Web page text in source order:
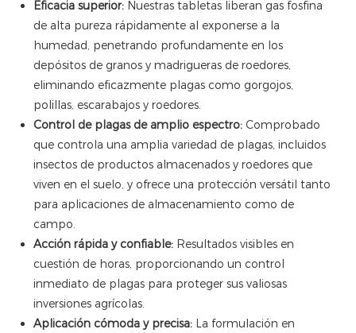
Eficacia superior: Nuestras tabletas liberan gas fosfina
de alta pureza rápidamente al exponerse a la
humedad, penetrando profundamente en los
depósitos de granos y madrigueras de roedores,
eliminando eficazmente plagas como gorgojos,
polillas, escarabajos y roedores.
Control de plagas de amplio espectro: Comprobado
que controla una amplia variedad de plagas, incluidos
insectos de productos almacenados y roedores que
viven en el suelo, y ofrece una protección versátil tanto
para aplicaciones de almacenamiento como de
campo.
Acción rápida y confiable: Resultados visibles en
cuestión de horas, proporcionando un control
inmediato de plagas para proteger sus valiosas
inversiones agrícolas.
Aplicación cómoda y precisa: La formulación en